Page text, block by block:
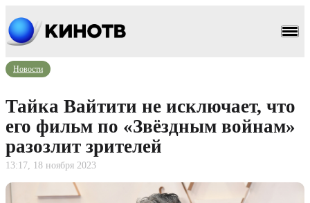
Новости
Тайка Вайтити не исключает, что
его фильм по «Звёздным войнам»
разозлит зрителей
13:17, 18 ноября 2023